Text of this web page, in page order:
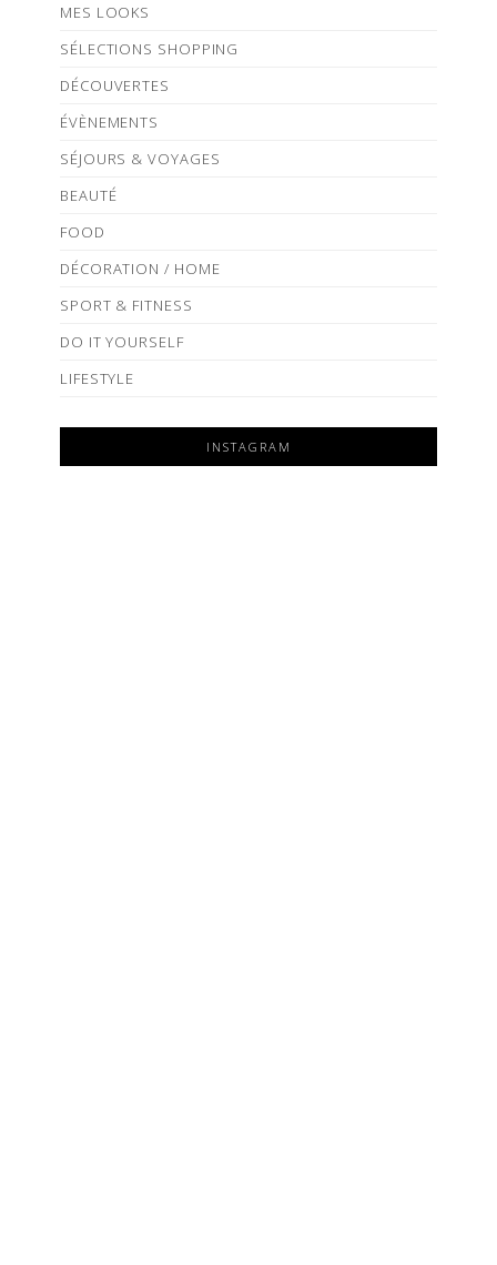
MES LOOKS
SÉLECTIONS SHOPPING
DÉCOUVERTES
ÉVÈNEMENTS
SÉJOURS & VOYAGES
BEAUTÉ
FOOD
DÉCORATION / HOME
SPORT & FITNESS
DO IT YOURSELF
LIFESTYLE
INSTAGRAM